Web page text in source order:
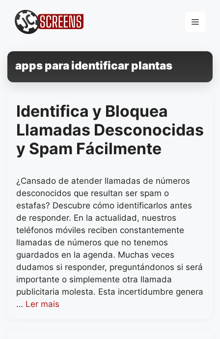
para
Menu
apps para identificar plantas
Identifica y Bloquea
Llamadas Desconocidas
y Spam Fácilmente
¿Cansado de atender llamadas de números
desconocidos que resultan ser spam o
estafas? Descubre cómo identificarlos antes
de responder. En la actualidad, nuestros
teléfonos móviles reciben constantemente
llamadas de números que no tenemos
guardados en la agenda. Muchas veces
dudamos si responder, preguntándonos si será
importante o simplemente otra llamada
publicitaria molesta. Esta incertidumbre genera
… Ler mais